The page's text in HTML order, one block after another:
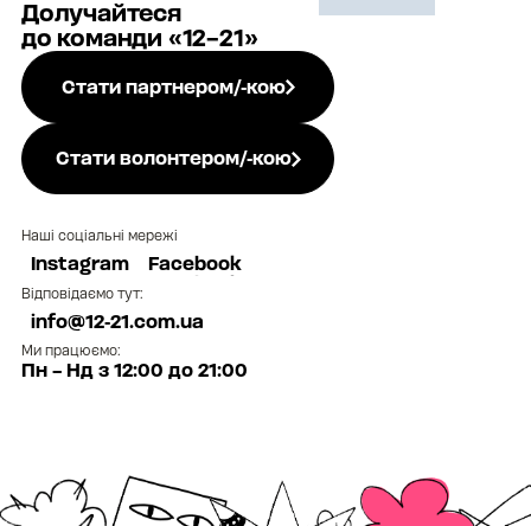
Долучайтеся
до команди «12–21»
Стати партнером/-кою
Стати волонтером/-кою
Наші соціальні мережі
Instagram
Facebook
Відповідаємо тут:
info@12-21.com.ua
info@12-21.com.ua
Ми працюємо:
Пн – Нд з 12:00 до 21:00